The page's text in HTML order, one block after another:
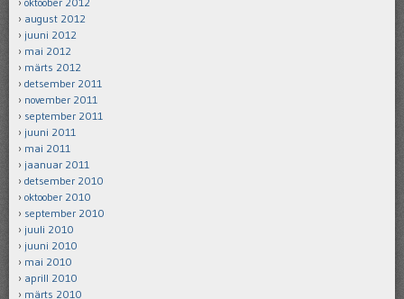
august 2012
juuni 2012
mai 2012
märts 2012
detsember 2011
november 2011
september 2011
juuni 2011
mai 2011
jaanuar 2011
detsember 2010
oktoober 2010
september 2010
juuli 2010
juuni 2010
mai 2010
aprill 2010
märts 2010